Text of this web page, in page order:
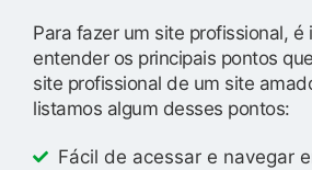
Para fazer um site profissional,
entender os principais pontos
site profissional de um site
listamos algum desses pontos:
Fácil de acessar e navegar